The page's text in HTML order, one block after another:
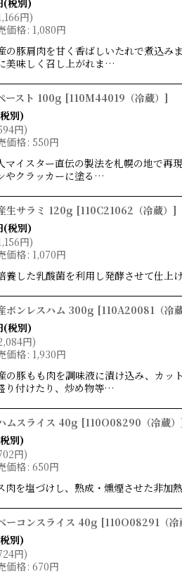
(税別)
円)
価格: 1,080円
の豚肩肉を甘く香ばしいたれで煮込み
美味しく召し上がれま…
ースト 100g [110M44019（冷蔵） ]
別)
円)
価格: 550円
マイスター直伝の製法を札幌の地で再
やクラッカーに塗る…
生サラミ 120g [110C21062（冷蔵） ]
(税別)
円)
価格: 1,070円
養した乳酸菌を利用し発酵させて仕上
ボンレスハム 300g [110A20081（冷蔵
(税別)
円)
価格: 1,930円
の豚もも肉を調味液に漬け込み、カッ
り付けたり、炒め物等…
ムスライス 40g [110O08290（冷蔵）
別)
円)
価格: 650円
肉を塩づけし、熟成・燻煙させた非加
ーコンスライス 40g [110O08291（冷
別)
円)
価格: 670円